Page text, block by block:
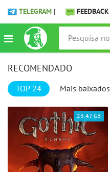
TELEGRAM | FEEDBACK
RECOMENDADO
TOP 24 Mais baixados
23.47 GB